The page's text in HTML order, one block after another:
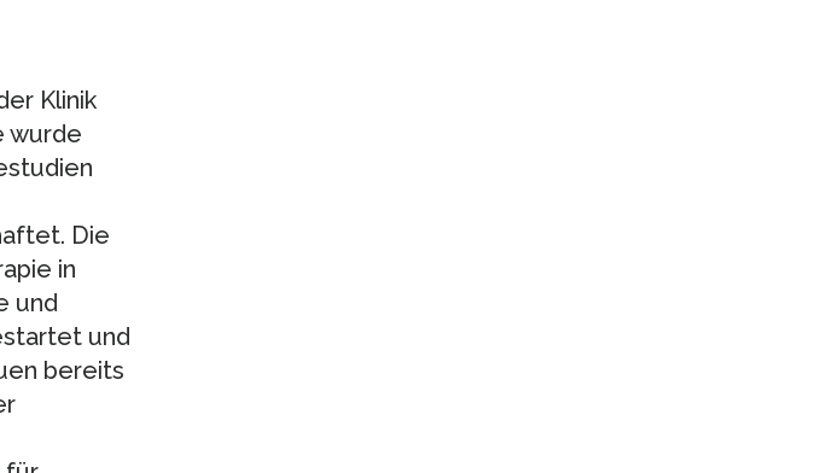
Klinik
wurde
Die
in
und
und
bereits